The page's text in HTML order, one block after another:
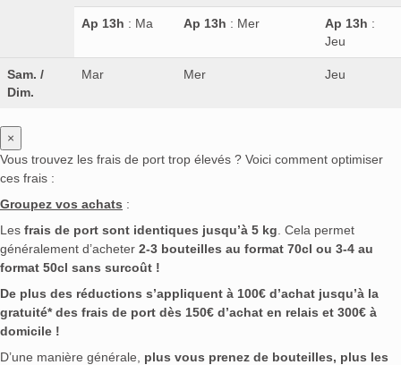
Ap 13h : Ma Ap 13h : Mer Ap 13h :
Jeu
Sam. /
Dim.
Mar Mer Jeu
×
Vous trouvez les frais de port trop élevés ? Voici comment optimiser
ces frais :
Groupez vos achats :
Les frais de port sont identiques jusqu’à 5 kg . Cela permet
généralement d’acheter 2-3 bouteilles au format 70cl ou 3-4 au
format 50cl sans surcoût !
De plus des réductions s’appliquent à 100€ d’achat jusqu’à la
gratuité* des frais de port dès 150€ d’achat en relais et 300€ à
domicile !
D’une manière générale, plus vous prenez de bouteilles, plus les